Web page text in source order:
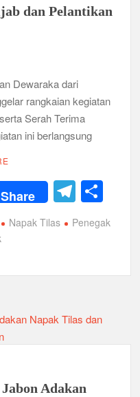
: Lomba Tingkat I
dan Kepedulian
YPM 1 Taman: Saat
Generasi di PSCC
Kwarran Jabon Gelar
YPM 3 Taman Adopsi
Dini, 704 Pramuka
Prambon 2026
Generasi Tangguh
dan Pelantikan
Dewaraka dari
rangkaian kegiatan
Serah Terima
ini berlangsung
Share T
el
e
a
h
ar
Napak Tilas
Penegak
Adakan